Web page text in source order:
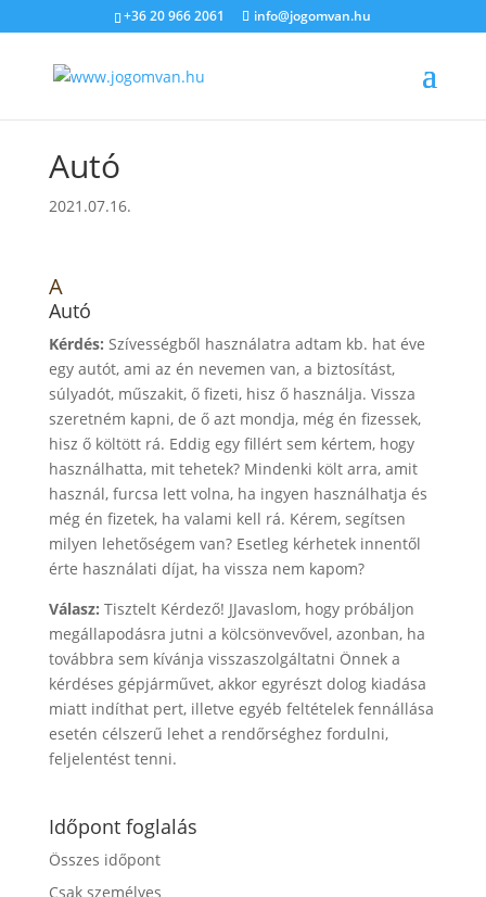
+36 20 966 2061 info@jogomvan.hu
Autó
2021.07.16.
A
Autó
Kérdés: Szívességből használatra adtam kb. hat éve
egy autót, ami az én nevemen van, a biztosítást,
súlyadót, műszakit, ő fizeti, hisz ő használja. Vissza
szeretném kapni, de ő azt mondja, még én fizessek,
hisz ő költött rá. Eddig egy fillért sem kértem, hogy
használhatta, mit tehetek? Mindenki költ arra, amit
használ, furcsa lett volna, ha ingyen használhatja és
még én fizetek, ha valami kell rá. Kérem, segítsen
milyen lehetőségem van? Esetleg kérhetek innentől
érte használati díjat, ha vissza nem kapom?
Válasz: Tisztelt Kérdező! JJavaslom, hogy próbáljon
megállapodásra jutni a kölcsönvevővel, azonban, ha
továbbra sem kívánja visszaszolgáltatni Önnek a
kérdéses gépjárművet, akkor egyrészt dolog kiadása
miatt indíthat pert, illetve egyéb feltételek fennállása
esetén célszerű lehet a rendőrséghez fordulni,
feljelentést tenni.
Időpont foglalás
Összes időpont
Csak személyes